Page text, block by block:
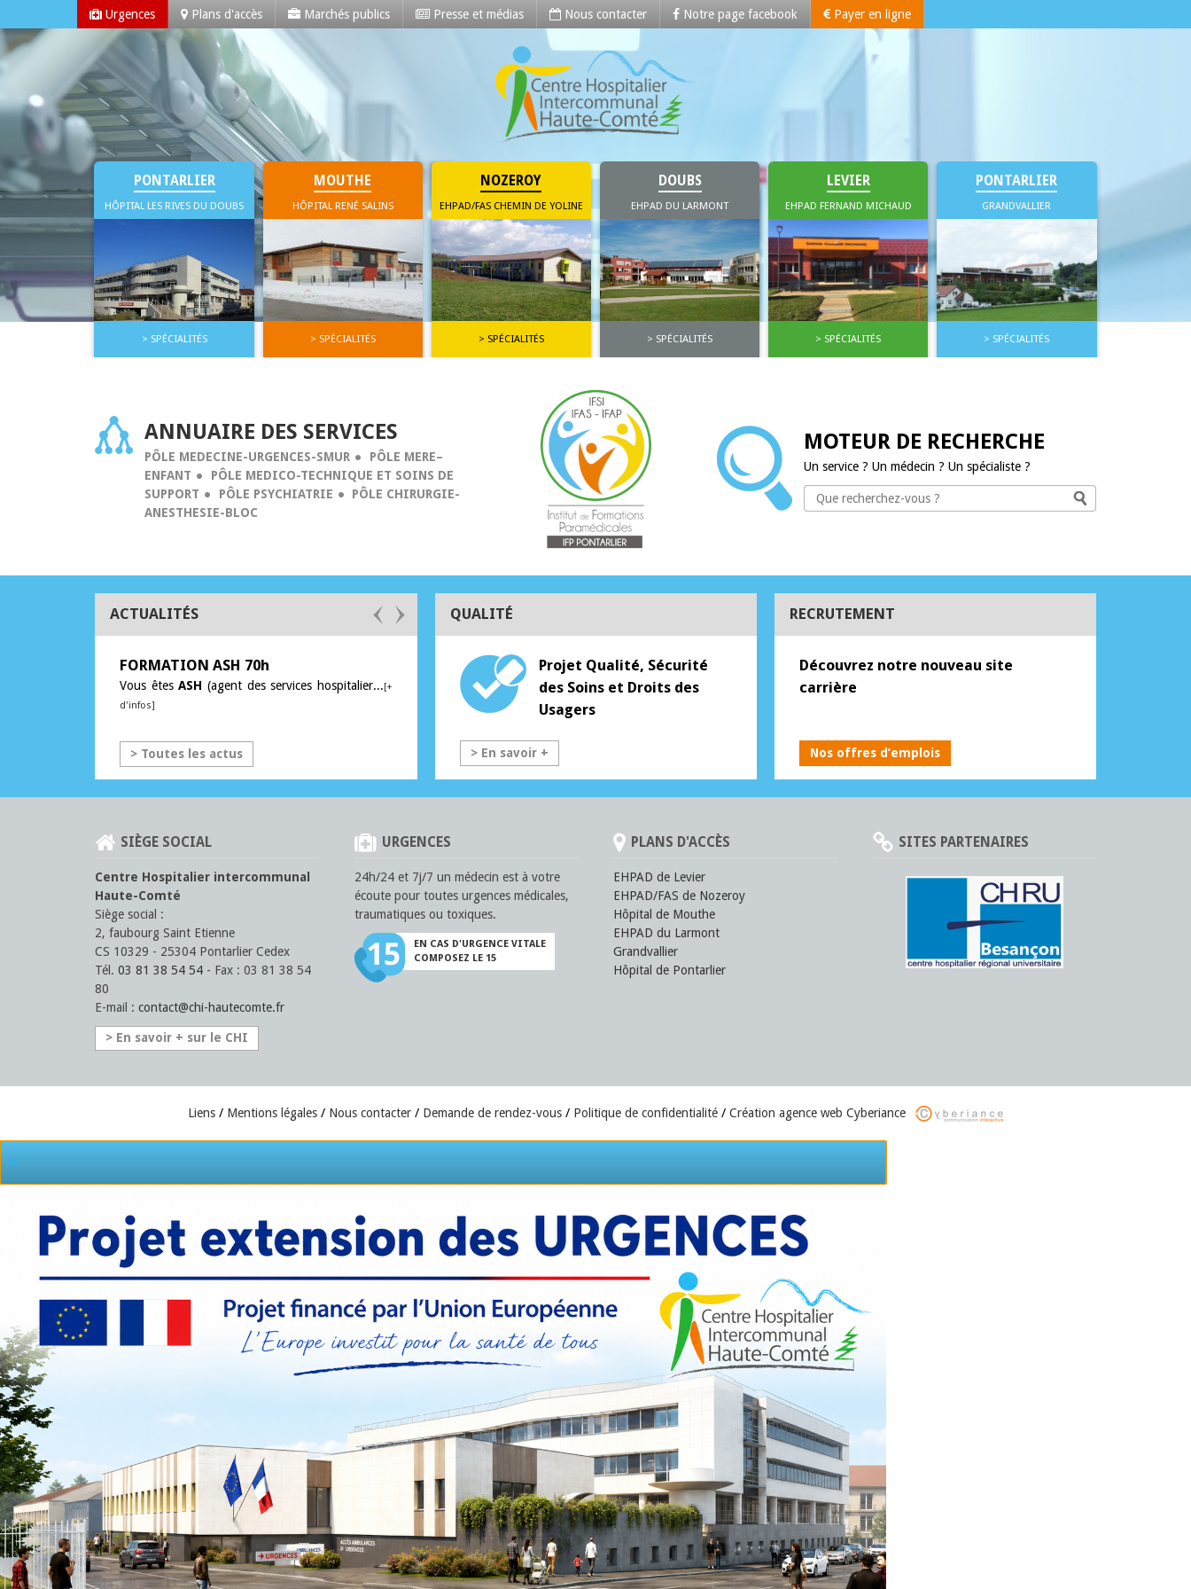
Urgences Plans d'accès Marchés publics Presse et médias Nous contacter Notre page facebook Payer en ligne
Centre Hospitalier Intercommunal de Haute-Comté
Le Centre Hospitalier Intercommunal de Haute-Comté (CHIHC) regroupe depuis le 1er janvier 2013, le Centre Hospitalier de Pontarlier (intégrant l’EHPAD du Larmont et le site du Grandvallier), l’hôpital René Salins de
Mouthe, l’EHPAD / FAS Chemin de Yoline de Nozeroy et l’EHPAD Fernand Michaud de Levier.
PONTARLIER
HÔPITAL LES RIVES DU DOUBS
> SPÉCIALITÉS
MOUTHE
HÔPITAL RENÉ SALINS
> SPÉCIALITÉS
NOZEROY
EHPAD/FAS CHEMIN DE YOLINE
> SPÉCIALITÉS
DOUBS
EHPAD DU LARMONT
> SPÉCIALITÉS
LEVIER
EHPAD FERNAND MICHAUD
> SPÉCIALITÉS
PONTARLIER
GRANDVALLIER
> SPÉCIALITÉS
ANNUAIRE DES SERVICES
PÔLE MEDECINE-URGENCES-SMUR
PÔLE MERE–
ENFANT
PÔLE MEDICO-TECHNIQUE ET SOINS DE
SUPPORT
PÔLE PSYCHIATRIE
PÔLE CHIRURGIE-
ANESTHESIE-BLOC
MOTEUR DE RECHERCHE
Un service ? Un médecin ? Un spécialiste ?
ACTUALITÉS
FORMATION ASH 70h
Vous êtesASH (agent des services hospitalier...[+
d'infos]
Mémoires Vives de
Haute Comté
[+ d'infos]
FORMATION ASH 70h
Vous êtes (agent des services hospitalier...
> Toutes les actus
QUALITÉ
Projet Qualité, Sécurité
des Soins et Droits des
Usagers
> En savoir +
RECRUTEMENT
Découvrez notre nouveau site
carrière
Nos offres d’emplois
SIÈGE SOCIAL
Centre Hospitalier intercommunal
Haute-Comté
Siège social :
2, faubourg Saint Etienne
CS 10329 - 25304 Pontarlier Cedex
Tél. 03 81 38 54 54 - Fax : 03 81 38 54
80
E-mail : contact@chi-hautecomte.fr
> En savoir + sur le CHI
URGENCES
24h/24 et 7j/7 un médecin est à votre
écoute pour toutes urgences médicales,
traumatiques ou toxiques.
EN CAS D'URGENCE VITALE
COMPOSEZ LE 15
PLANS D'ACCÈS
EHPAD de Levier
EHPAD/FAS de Nozeroy
Hôpital de Mouthe
EHPAD du Larmont
Grandvallier
Hôpital de Pontarlier
SITES PARTENAIRES
Liens Mentions légales Nous contacter Demande de rendez-vous Politique de confidentialité Création agence web Cyberiance
×